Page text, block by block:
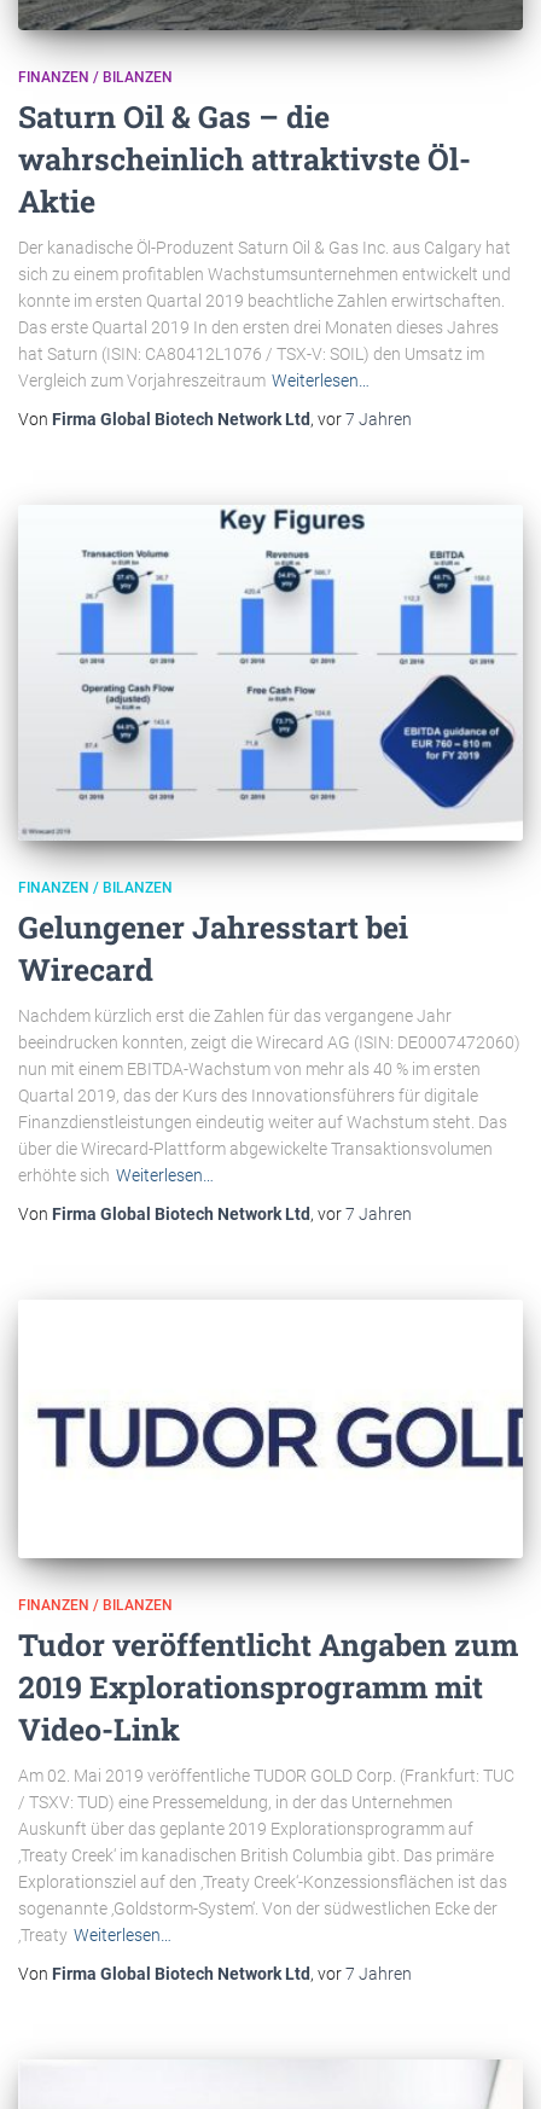
FINANZEN / BILANZEN
Saturn Oil & Gas – die
wahrscheinlich attraktivste Öl-
Aktie
Der kanadische Öl-Produzent Saturn Oil & Gas Inc. aus Calgary hat
sich zu einem profitablen Wachstumsunternehmen entwickelt und
konnte im ersten Quartal 2019 beachtliche Zahlen erwirtschaften.
Das erste Quartal 2019 In den ersten drei Monaten dieses Jahres
hat Saturn (ISIN: CA80412L1076 / TSX-V: SOIL) den Umsatz im
Vergleich zum Vorjahreszeitraum Weiterlesen…
Von Firma Global Biotech Network Ltd, vor7 Jahren
FINANZEN / BILANZEN
Gelungener Jahresstart bei
Wirecard
Nachdem kürzlich erst die Zahlen für das vergangene Jahr
beeindrucken konnten, zeigt die Wirecard AG (ISIN: DE0007472060)
nun mit einem EBITDA-Wachstum von mehr als 40 % im ersten
Quartal 2019, das der Kurs des Innovationsführers für digitale
Finanzdienstleistungen eindeutig weiter auf Wachstum steht. Das
über die Wirecard-Plattform abgewickelte Transaktionsvolumen
erhöhte sich Weiterlesen…
Von Firma Global Biotech Network Ltd, vor7 Jahren
FINANZEN / BILANZEN
Tudor veröffentlicht Angaben zum
2019 Explorationsprogramm mit
Video-Link
Am 02. Mai 2019 veröffentliche TUDOR GOLD Corp. (Frankfurt: TUC
/ TSXV: TUD) eine Pressemeldung, in der das Unternehmen
Auskunft über das geplante 2019 Explorationsprogramm auf
‚Treaty Creek‘ im kanadischen British Columbia gibt. Das primäre
Explorationsziel auf den ‚Treaty Creek‘-Konzessionsflächen ist das
sogenannte ‚Goldstorm-System‘. Von der südwestlichen Ecke der
‚Treaty Weiterlesen…
Von Firma Global Biotech Network Ltd, vor7 Jahren